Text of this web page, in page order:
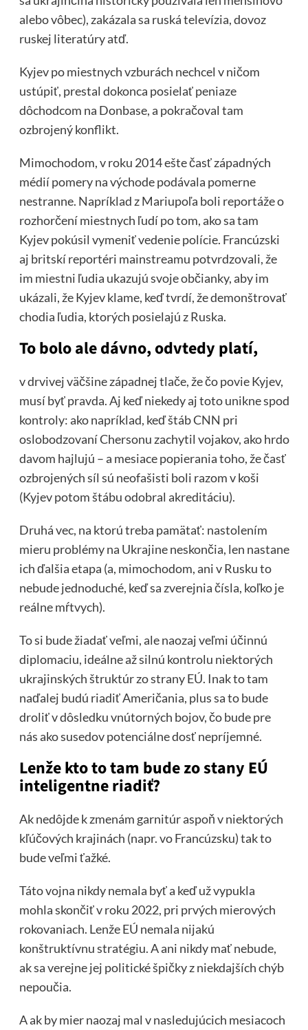
alebo vôbec), zakázala sa ruská televízia, dovoz
ruskej literatúry atď.
Kyjev po miestnych vzburách nechcel v ničom
ustúpiť, prestal dokonca posielať peniaze
dôchodcom na Donbase, a pokračoval tam
ozbrojený konflikt.
Mimochodom, v roku 2014 ešte časť západných
médií pomery na východe podávala pomerne
nestranne. Napríklad z Mariupoľa boli reportáže o
rozhorčení miestnych ľudí po tom, ako sa tam
Kyjev pokúsil vymeniť vedenie polície. Francúzski
aj britskí reportéri mainstreamu potvrdzovali, že
im miestni ľudia ukazujú svoje občianky, aby im
ukázali, že Kyjev klame, keď tvrdí, že demonštrovať
chodia ľudia, ktorých posielajú z Ruska.
To bolo ale dávno, odvtedy platí,
v drvivej väčšine západnej tlače, že čo povie Kyjev,
musí byť pravda. Aj keď niekedy aj toto unikne spod
kontroly: ako napríklad, keď štáb CNN pri
oslobodzovaní Chersonu zachytil vojakov, ako hrdo
davom hajlujú – a mesiace popierania toho, že časť
ozbrojených síl sú neofašisti boli razom v koši
(Kyjev potom štábu odobral akreditáciu).
Druhá vec, na ktorú treba pamätať: nastolením
mieru problémy na Ukrajine neskončia, len nastane
ich ďalšia etapa (a, mimochodom, ani v Rusku to
nebude jednoduché, keď sa zverejnia čísla, koľko je
reálne mŕtvych).
To si bude žiadať veľmi, ale naozaj veľmi účinnú
diplomaciu, ideálne až silnú kontrolu niektorých
ukrajinských štruktúr zo strany EÚ. Inak to tam
naďalej budú riadiť Američania, plus sa to bude
droliť v dôsledku vnútorných bojov, čo bude pre
nás ako susedov potenciálne dosť nepríjemné.
Lenže kto to tam bude zo stany EÚ
inteligentne riadiť?
Ak nedôjde k zmenám garnitúr aspoň v niektorých
kľúčových krajinách (napr. vo Francúzsku) tak to
bude veľmi ťažké.
Táto vojna nikdy nemala byť a keď už vypukla
mohla skončiť v roku 2022, pri prvých mierových
rokovaniach. Lenže EÚ nemala nijakú
konštruktívnu stratégiu. A ani nikdy mať nebude,
ak sa verejne jej politické špičky z niekdajších chýb
nepoučia.
A ak by mier naozaj mal v nasledujúcich mesiacoch